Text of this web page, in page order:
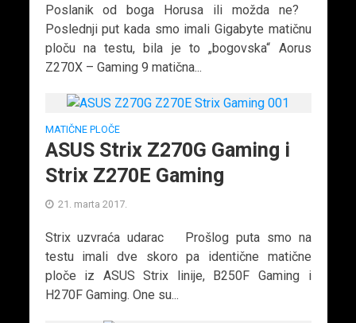
Poslanik od boga Horusa ili možda ne?
Poslednji put kada smo imali Gigabyte matičnu
ploču na testu, bila je to „bogovska“ Aorus
Z270X – Gaming 9 matična...
MATIČNE PLOČE
ASUS Strix Z270G Gaming i
Strix Z270E Gaming
21. marta 2017.
Strix uzvraća udarac Prošlog puta smo na
testu imali dve skoro pa identične matične
ploče iz ASUS Strix linije, B250F Gaming i
H270F Gaming. One su...